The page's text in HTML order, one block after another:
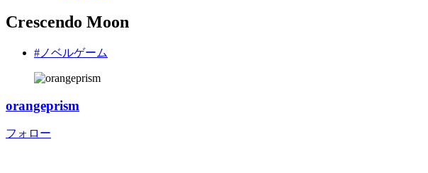
Crescendo Moon
#ノベルゲーム
orangeprism
フォロー